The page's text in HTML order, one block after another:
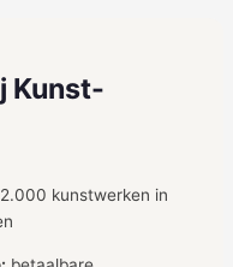
Kunst-
kunstwerken in